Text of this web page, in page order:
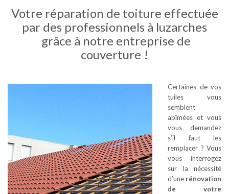
Votre réparation de toiture effectuée
par des professionnels à luzarches
grâce à notre entreprise de
couverture !
Certaines de vos
tuiles vous
semblent
abîmées et vous
vous demandez
s’il faut les
remplacer ? Vous
vous interrogez
sur la nécessité
d’une rénovation
de votre